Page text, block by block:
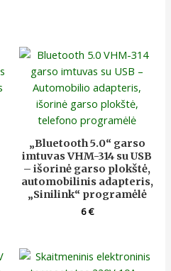
„Bluetooth 5.0“ garso
imtuvas VHM-314 su USB
– išorinė garso plokštė,
automobilinis adapteris,
„Sinilink“ programėlė
6€